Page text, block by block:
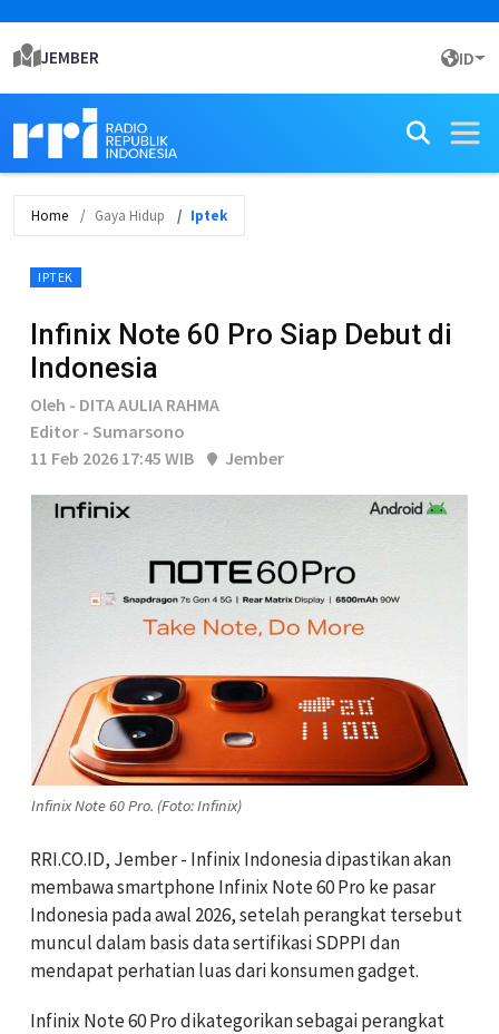
JEMBER ID
Home Gaya Hidup Iptek
IPTEK
Infinix Note 60 Pro Siap Debut di
Indonesia
Oleh - DITA AULIA RAHMA
Editor - Sumarsono
11 Feb 2026 17:45 WIB
Jember
Infinix Note 60 Pro. (Foto: Infinix)
RRI.CO.ID, Jember - Infinix Indonesia dipastikan akan
membawa smartphone Infinix Note 60 Pro ke pasar
Indonesia pada awal 2026, setelah perangkat tersebut
muncul dalam basis data sertifikasi SDPPI dan
mendapat perhatian luas dari konsumen gadget.
Infinix Note 60 Pro dikategorikan sebagai perangkat